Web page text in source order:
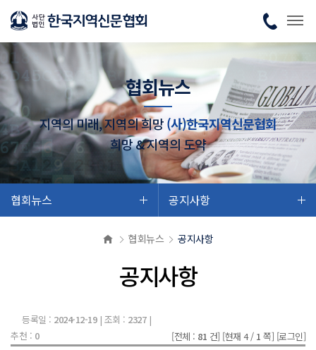
협회뉴스
지역의 미래, 지역의 희망(사)한국지역신문협회
희망 & 지역의 도약
협회뉴스 공지사항
협회뉴스 공지사항
공지사항
등록일 : 2024-12-19| 조회 : 2327|
추천 : 0 [전체 : 81 건] [현재 4 / 1 쪽] [로그인]